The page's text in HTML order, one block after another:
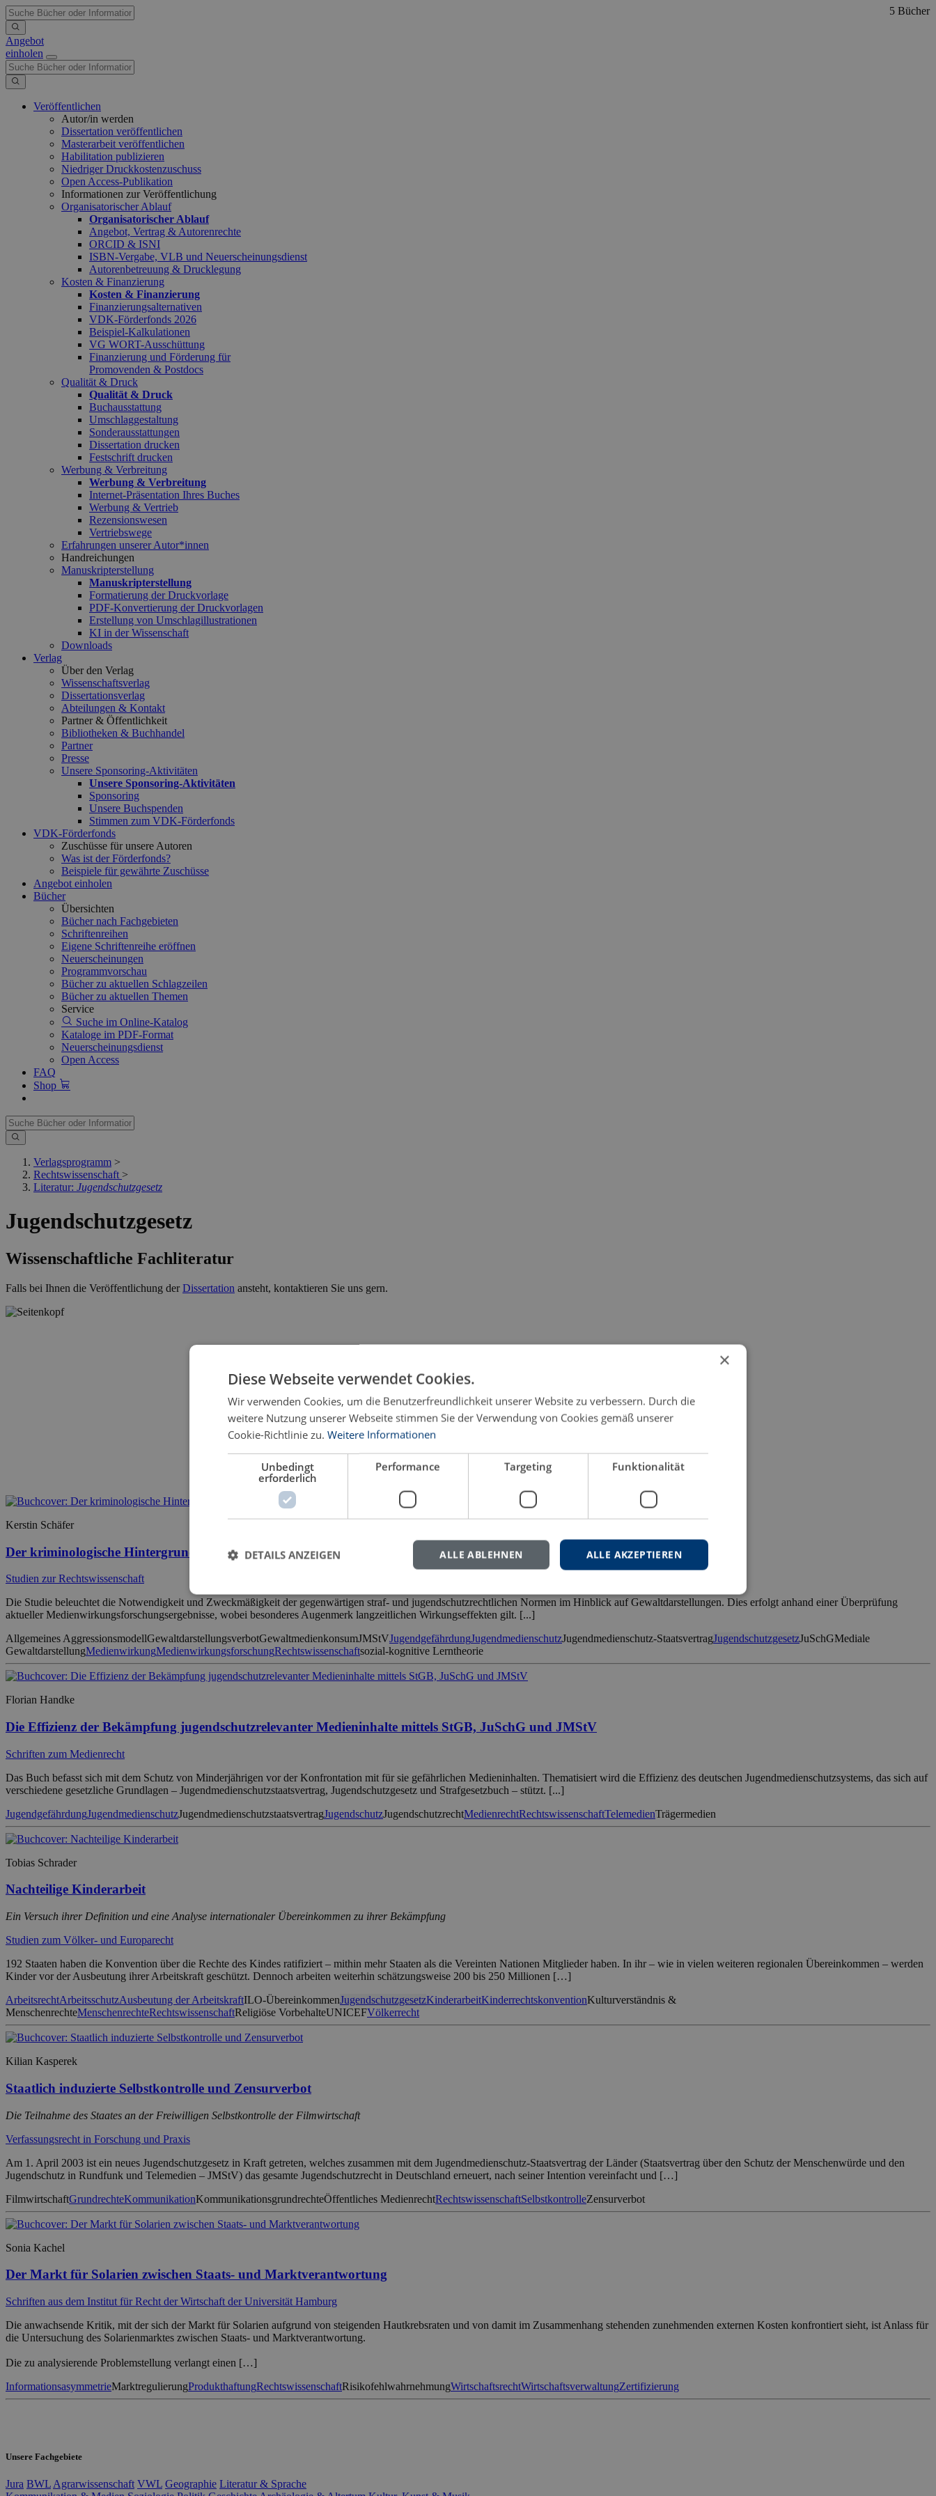
Angebot
einholen
Veröffentlichen
Autor/in werden
Dissertation veröffentlichen
Masterarbeit veröffentlichen
Habilitation publizieren
Niedriger Druckkostenzuschuss
Open Access-Publikation
Informationen zur Veröffentlichung
Organisatorischer Ablauf
Organisatorischer Ablauf
Angebot, Vertrag & Autorenrechte
ORCID & ISNI
ISBN-Vergabe, VLB und Neuerscheinungsdienst
Autorenbetreuung & Drucklegung
Kosten & Finanzierung
Kosten & Finanzierung
Finanzierungsalternativen
VDK-Förderfonds 2026
Beispiel-Kalkulationen
VG WORT-Ausschüttung
Finanzierung und Förderung für
Promovenden & Postdocs
Qualität & Druck
Qualität & Druck
Buchausstattung
Umschlaggestaltung
Sonderausstattungen
Dissertation drucken
Festschrift drucken
Werbung & Verbreitung
Werbung & Verbreitung
Internet-Präsentation Ihres Buches
Werbung & Vertrieb
Rezensionswesen
Vertriebswege
Erfahrungen unserer Autor*innen
Handreichungen
Manuskripterstellung
Manuskripterstellung
Formatierung der Druckvorlage
PDF-Konvertierung der Druckvorlagen
Erstellung von Umschlagillustrationen
KI in der Wissenschaft
Downloads
Verlag
Über den Verlag
Wissenschaftsverlag
Dissertationsverlag
Abteilungen & Kontakt
Partner & Öffentlichkeit
Bibliotheken & Buchhandel
Partner
Presse
Unsere Sponsoring-Aktivitäten
Unsere Sponsoring-Aktivitäten
Sponsoring
Unsere Buchspenden
Stimmen zum VDK-Förderfonds
VDK-Förderfonds
Zuschüsse für unsere Autoren
Was ist der Förderfonds?
Beispiele für gewährte Zuschüsse
Angebot einholen
Bücher
Übersichten
Bücher nach Fachgebieten
Schriftenreihen
Eigene Schriftenreihe eröffnen
Neuerscheinungen
Programmvorschau
Bücher zu aktuellen Schlagzeilen
Bücher zu aktuellen Themen
Service
Suche im Online-Katalog
Kataloge im PDF-Format
Neuerscheinungsdienst
Open Access
FAQ
Shop
Verlagsprogramm >
Rechtswissenschaft >
Literatur: Jugendschutzgesetz
5 Bücher
Jugendschutzgesetz
Wissenschaftliche Fachliteratur
Falls bei Ihnen die Veröffentlichung derDissertation ansteht, kontaktieren Sie uns gern.
Kerstin Schäfer
Der kriminologische Hintergrund des (Jugend-) Medienschutzes im Hinblick auf mediale Gewaltdarstellungen
Studien zur Rechtswissenschaft
Die Studie beleuchtet die Notwendigkeit und Zweckmäßigkeit der gegenwärtigen straf- und jugendschutzrechtlichen Normen im Hinblick auf Gewaltdarstellungen. Dies erfolgt anhand einer Überprüfung
aktueller Medienwirkungsforschungsergebnisse, wobei besonderes Augenmerk langzeitlichen Wirkungseffekten gilt. [...]
Allgemeines AggressionsmodellGewaltdarstellungsverbotGewaltmedienkonsumJMStVJugendgefährdungJugendmedienschutzJugendmedienschutz-StaatsvertragJugendschutzgesetzJuSchGMediale
GewaltdarstellungMedienwirkungMedienwirkungsforschungRechtswissenschaftsozial-kognitive Lerntheorie
Florian Handke
Die Effizienz der Bekämpfung jugendschutzrelevanter Medieninhalte mittels StGB, JuSchG und JMStV
Schriften zum Medienrecht
Das Buch befasst sich mit dem Schutz von Minderjährigen vor der Konfrontation mit für sie gefährlichen Medieninhalten. Thematisiert wird die Effizienz des deutschen Jugendmedienschutzsystems, das sich auf
verschiedene gesetzliche Grundlagen – Jugendmedienschutzstaatsvertrag, Jugendschutzgesetz und Strafgesetzbuch – stützt. [...]
JugendgefährdungJugendmedienschutzJugendmedienschutzstaatsvertragJugendschutzJugendschutzrechtMedienrechtRechtswissenschaftTelemedienTrägermedien
Tobias Schrader
Nachteilige Kinderarbeit
Ein Versuch ihrer Definition und eine Analyse internationaler Übereinkommen zu ihrer Bekämpfung
Studien zum Völker- und Europarecht
192 Staaten haben die Konvention über die Rechte des Kindes ratifiziert – mithin mehr Staaten als die Vereinten Nationen Mitglieder haben. In ihr – wie in vielen weiteren regionalen Übereinkommen – werden
Kinder vor der Ausbeutung ihrer Arbeitskraft geschützt. Dennoch arbeiten weiterhin schätzungsweise 200 bis 250 Millionen […]
ArbeitsrechtArbeitsschutzAusbeutung der ArbeitskraftILO-ÜbereinkommenJugendschutzgesetzKinderarbeitKinderrechtskonventionKulturverständnis &
MenschenrechteMenschenrechteRechtswissenschaftReligiöse VorbehalteUNICEFVölkerrecht
Kilian Kasperek
Staatlich induzierte Selbstkontrolle und Zensurverbot
Die Teilnahme des Staates an der Freiwilligen Selbstkontrolle der Filmwirtschaft
Verfassungsrecht in Forschung und Praxis
Am 1. April 2003 ist ein neues Jugendschutzgesetz in Kraft getreten, welches zusammen mit dem Jugendmedienschutz-Staatsvertrag der Länder (Staatsvertrag über den Schutz der Menschenwürde und den
Jugendschutz in Rundfunk und Telemedien – JMStV) das gesamte Jugendschutzrecht in Deutschland erneuert, nach seiner Intention vereinfacht und […]
FilmwirtschaftGrundrechteKommunikationKommunikationsgrundrechteÖffentliches MedienrechtRechtswissenschaftSelbstkontrolleZensurverbot
Sonia Kachel
Der Markt für Solarien zwischen Staats- und Marktverantwortung
Schriften aus dem Institut für Recht der Wirtschaft der Universität Hamburg
Die anwachsende Kritik, mit der sich der Markt für Solarien aufgrund von steigenden Hautkrebsraten und von damit im Zusammenhang stehenden zunehmenden externen Kosten konfrontiert sieht, ist Anlass für
die Untersuchung des Solarienmarktes zwischen Staats- und Marktverantwortung.
Die zu analysierende Problemstellung verlangt einen […]
InformationsasymmetrieMarktregulierungProdukthaftungRechtswissenschaftRisikofehlwahrnehmungWirtschaftsrechtWirtschaftsverwaltungZertifizierung
Unsere Fachgebiete
Jura BWL Agrarwissenschaft VWL Geographie Literatur & Sprache
×
Diese Webseite verwendet Cookies.
Wir verwenden Cookies, um die Benutzerfreundlichkeit unserer Website zu verbessern. Durch die
weitere Nutzung unserer Webseite stimmen Sie der Verwendung von Cookies gemäß unserer
Cookie-Richtlinie zu. Weitere Informationen
Unbedingt
erforderlich
Performance Targeting Funktionalität
ALLE AKZEPTIEREN
ALLE ABLEHNEN
DETAILS ANZEIGEN